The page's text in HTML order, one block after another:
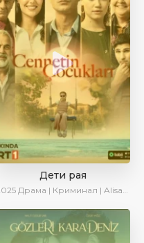
Дети рая
Драма | Криминал | AlisaDirilis | Новинки | Сериалы 2025